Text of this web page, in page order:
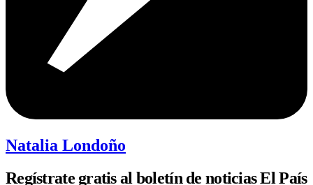
Natalia Londoño
Regístrate gratis al boletín de noticias El País